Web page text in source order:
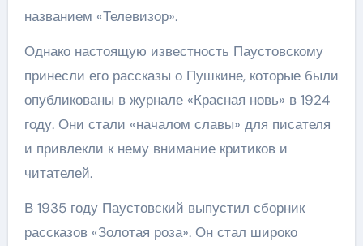
названием «Телевизор».
Однако настоящую известность Паустовскому
принесли его рассказы о Пушкине, которые были
опубликованы в журнале «Красная новь» в 1924
году. Они стали «началом славы» для писателя
и привлекли к нему внимание критиков и
читателей.
В 1935 году Паустовский выпустил сборник
рассказов «Золотая роза». Он стал широко